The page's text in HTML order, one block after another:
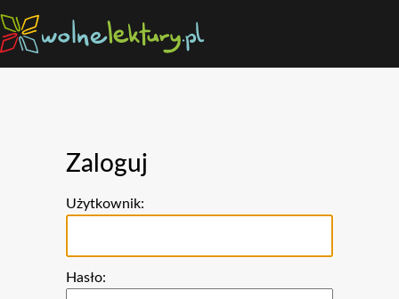
Zaloguj
Użytkownik:
Hasło: